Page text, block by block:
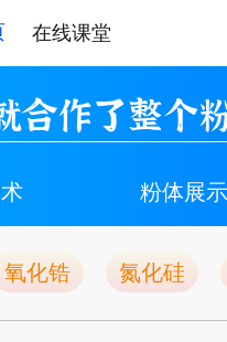
在线课堂
合作了整个
粉体展示
氧化锆 氮化硅